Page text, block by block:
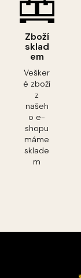
Zboží
sklad
em
Vešker
é zboží
z
našeh
o e-
shopu
máme
sklade
m